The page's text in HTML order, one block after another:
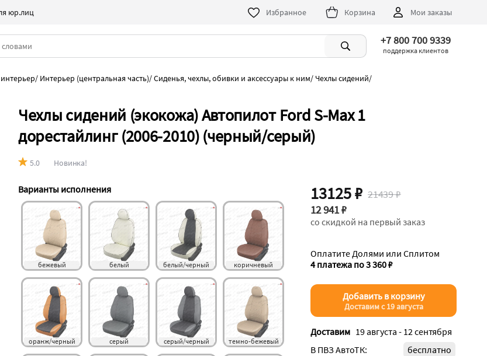
юр.лиц Избранное Корзина Мои заказы
+7 800 700 9339
поддержка клиентов
/ Интерьер (центральная часть)/Сиденья, чехлы, обивки и аксессуары к ним/ Чехлы сидений/
Чехлы сидений (экокожа) Автопилот Ford S-Max 1
дорестайлинг (2006-2010) (черный/серый)
5.0 Новинка!
Варианты исполнения
бежевый белый белый/черный коричневый
оранж/черный серый серый/черный темно-бежевый
13125 ₽ 21439 ₽
12 941 ₽
со скидкой на первый заказ
Оплатите Долями или Сплитом
4 платежа по 3 360 ₽
Добавить в корзину
Доставим с 19 августа
Доставим 19 августа - 12 сентября
В ПВЗ АвтоТК:
бесплатно